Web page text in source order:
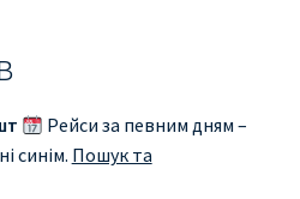
Рейси за певним дням –
синім. Пошук та